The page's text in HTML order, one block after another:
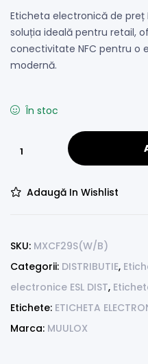
Eticheta electronică de preț
soluția ideală pentru retail,
conectivitate NFC pentru o
modernă.
În stoc
Adaugă In Wishlist
SKU: MXCF29S(W/B)
Categorii: DISTRIBUTIE,
electronice ESL DIST,
Etichete: ETICHETA
Marca: MUULOX